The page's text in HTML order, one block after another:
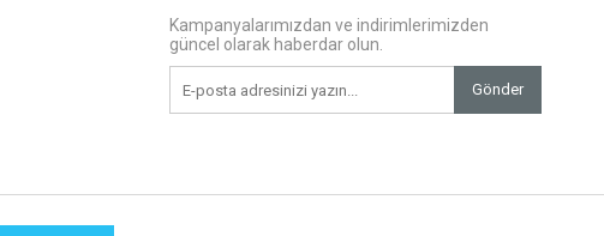
Kampanyalarımızdan ve indirimlerimizden
güncel olarak haberdar olun.
Gönder